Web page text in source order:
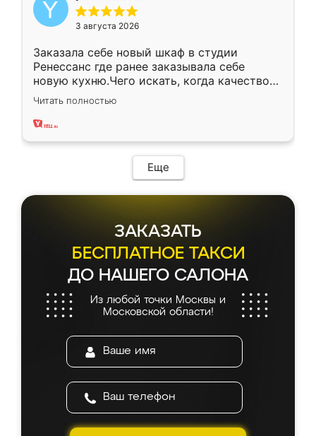
3 августа 2026
Заказала себе новый шкаф в студии
Ренессанс где ранее заказывала себе
новую кухню.Чего искать, когда качеством
вполне довольна. Служит кухня уже почти
два года, нареканий нет.
Читать полностью
Еще
ЗАКАЗАТЬ
БЕСПЛАТНОЕ ТАКСИ
ДО НАШЕГО САЛОНА
Из любой точки Москвы и
Московской области!